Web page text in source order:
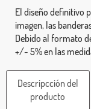
El diseño definitivo
imagen, las
Debido al formato
+/- 5% en las
Descripcción del
producto